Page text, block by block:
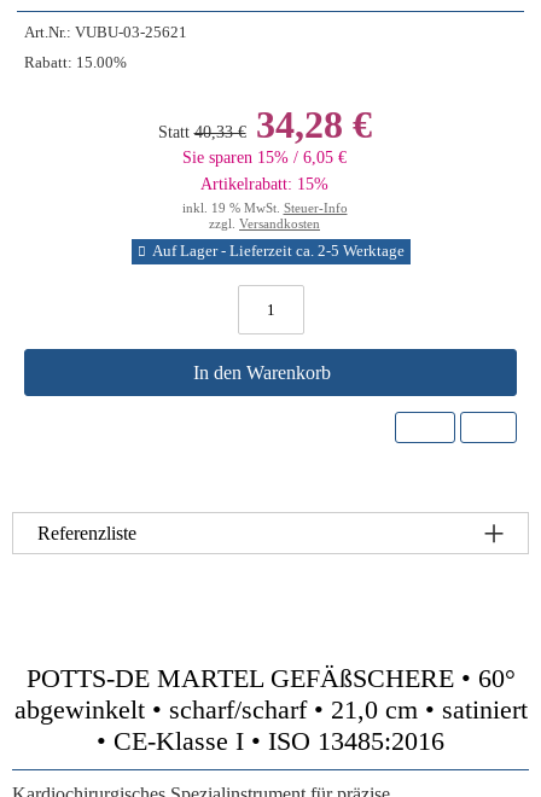
Art.Nr.: VUBU-03-25621
Rabatt: 15.00%
Statt 40,33 €34,28 €
Sie sparen 15% / 6,05 €
Artikelrabatt: 15%
inkl. 19 % MwSt. Steuer-Info
zzgl. Versandkosten
Auf Lager - Lieferzeit ca. 2-5 Werktage
In den Warenkorb
Referenzliste
POTTS-DE MARTEL GEFÄßSCHERE • 60°
abgewinkelt • scharf/scharf • 21,0 cm • satiniert
• CE-Klasse I • ISO 13485:2016